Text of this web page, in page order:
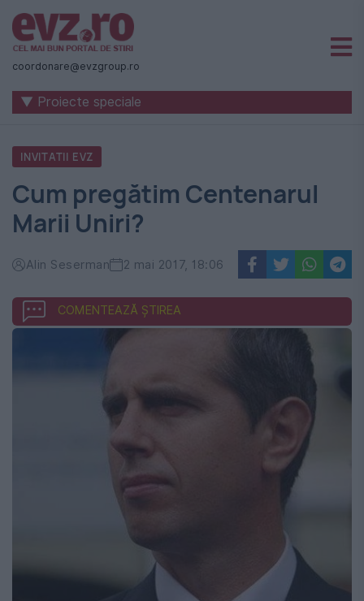
Știri
naționale
internaționale
România
-
Evenimentul
Zilei
coordonare@evzgroup.ro
▼ Proiecte speciale
INVITATII EVZ
Cum pregătim Centenarul
Marii Uniri?
Alin Seserman 2 mai 2017, 18:06
COMENTEAZĂ ȘTIREA